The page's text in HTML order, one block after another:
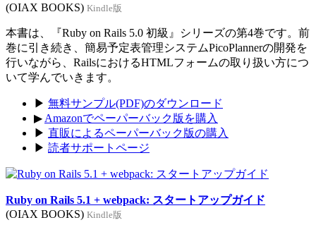
(OIAX BOOKS) Kindle版
本書は、『Ruby on Rails 5.0 初級』シリーズの第4巻です。前
巻に引き続き、簡易予定表管理システムPicoPlannerの開発を
行いながら、RailsにおけるHTMLフォームの取り扱い方につ
いて学んでいきます。
▶ 無料サンプル(PDF)のダウンロード
▶ Amazonでペーパーバック版を購入
▶ 直販によるペーパーバック版の購入
▶ 読者サポートページ
Ruby on Rails 5.1 + webpack: スタートアップガイド
(OIAX BOOKS) Kindle版